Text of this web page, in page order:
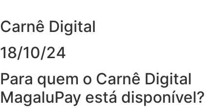
Carnê Digital
18/10/24
Para quem o Carnê Digital
MagaluPay está disponível?